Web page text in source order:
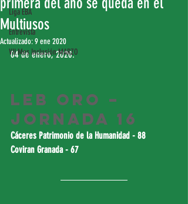
Liga EBA
Entrevista
VII Mes Inclusión MARZO
Multiusos
Actualizado:9 ene 2020
04 de enero, 2020.
LEB Oro –
Jornada 16
Cáceres Patrimonio de la Humanidad - 88
Coviran Granada - 67